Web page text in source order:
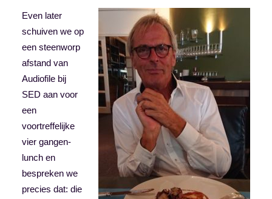
Even later
schuiven we op
een steenworp
afstand van
Audiofile bij
SED aan voor
een
voortreffelijke
vier gangen-
lunch en
bespreken we
precies dat: die